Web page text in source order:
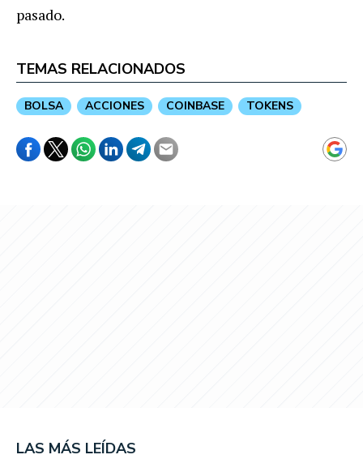
pasado.
TEMAS RELACIONADOS
BOLSA ACCIONES COINBASE TOKENS
LAS MÁS LEÍDAS